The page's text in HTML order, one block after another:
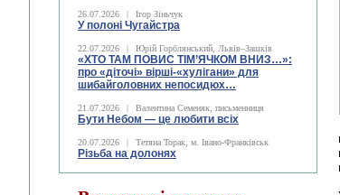
26.07.2026 | Ігор Зіньчук
У полоні Чугайстра
22.07.2026 | Юрій Горблянський, Львів–Зашків
«ХТО ТАМ ПОВИС ТІМ’ЯЧКОМ ВНИЗ…»:
про «діточі» вірші-«хулігани» для
шибайголовних непосидюх…
21.07.2026 | Валентина Семеняк, письменниця
Бути Небом ― це любити всіх
20.07.2026 | Тетяна Торак, м. Івано-Франківськ
Різьба на долонях